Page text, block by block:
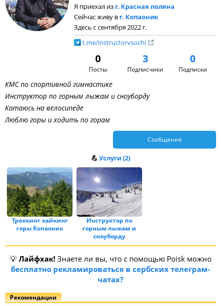
Я приехал из г. Красная поляна
Сейчас живу в г. Копаоник
Здесь с сентября 2022 г.
t.me/instructorvsochi
0
Посты
3
Подписчики
0
Подписки
КМС по спортивной гимнастике
Инструктор по горным лыжам и сноуборду
Катаюсь на велосипеде
Люблю горы и ходить по горам
Сообщение
💪 Услуги (2)
Треккинг хайкинг
горы Копаоник
Инструктор по
горным лыжам и
сноуборду
💡 Лайфхак! Знаете ли вы, что с помощью Poisk можно
бесплатно рекламироваться в сербских телеграм-
чатах?
Рекомендации